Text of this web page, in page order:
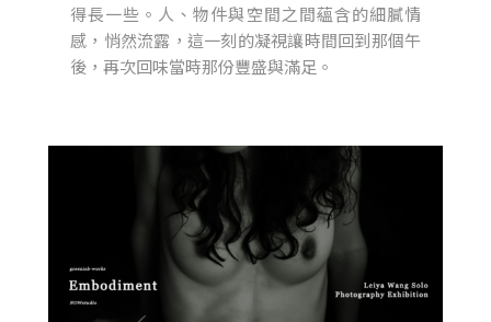
得長一些。人、物件與空間之間蘊含的細膩情
感，悄然流露，這一刻的凝視讓時間回到那個午
後，再次回味當時那份豐盛與滿足。